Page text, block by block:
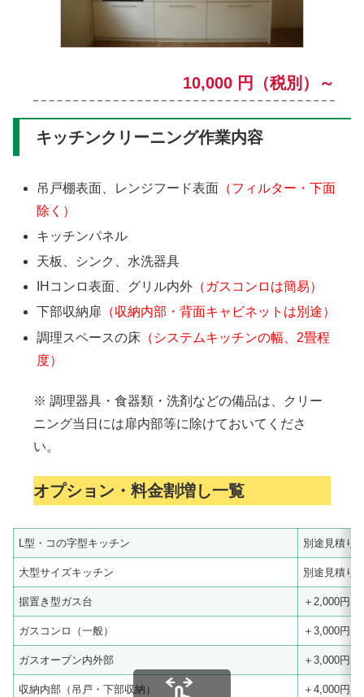
10,000 円（税別）～
キッチンクリーニング作業内容
吊戸棚表面、レンジフード表面 （フィルター・下面
除く）
キッチンパネル
天板、シンク、水洗器具
IHコンロ表面、グリル内外 （ガスコンロは簡易）
下部収納扉 （収納内部・背面キャビネットは別途）
調理スペースの床 （システムキッチンの幅、2畳程
度）
※ 調理器具・食器類・洗剤などの備品は、クリー
ニング当日には扉内部等に除けておいてくださ
い。
オプション・料金割増し一覧
L型・コの字型キッチン 別途見積り
大型サイズキッチン 別途見積り
据置き型ガス台 ＋2,000円
ガスコンロ（一般） ＋3,000円
ガスオーブン内外部 ＋3,000円
収納内部（吊戸・下部収納） ＋4,000円